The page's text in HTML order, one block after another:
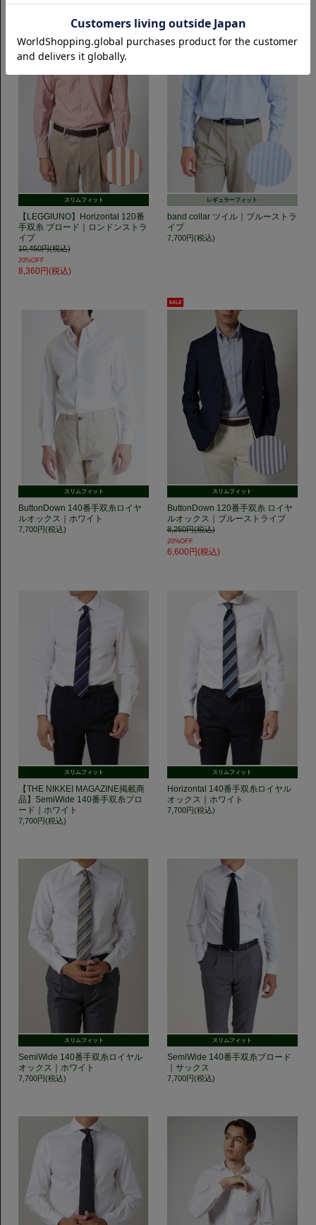
スリムフィット
【LEGGIUNO】Horizontal 120番
手双糸 ブロード｜ロンドンストラ
イプ
10,450円(税込)
20%OFF
8,360円(税込)
レギュラーフィット
band collar ツイル｜ブルーストラ
イプ
7,700円(税込)
スリムフィット
ButtonDown 140番手双糸ロイヤ
ルオックス｜ホワイト
7,700円(税込)
スリムフィット
ButtonDown 120番手双糸 ロイヤ
ルオックス｜ブルーストライプ
8,250円(税込)
20%OFF
6,600円(税込)
スリムフィット
【THE NIKKEI MAGAZINE掲載商
品】SemiWide 140番手双糸ブロ
ード｜ホワイト
7,700円(税込)
スリムフィット
Horizontal 140番手双糸ロイヤル
オックス｜ホワイト
7,700円(税込)
スリムフィット
SemiWide 140番手双糸ロイヤル
オックス｜ホワイト
7,700円(税込)
スリムフィット
SemiWide 140番手双糸ブロード
｜サックス
7,700円(税込)